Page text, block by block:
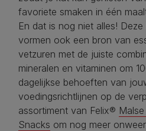
favoriete smaken in één
En dat is nog niet alles!
vormen ook een bron van
vetzuren met de juiste
mineralen en vitaminen om
dagelijkse behoeften van
voedingsrichtlijnen op de
assortiment van Felix®
Snacks om nog meer